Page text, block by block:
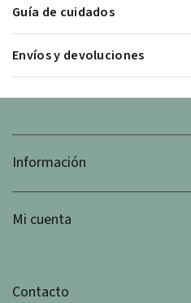
Guía de cuidados
Envíos y devoluciones
Información
Mi cuenta
Contacto